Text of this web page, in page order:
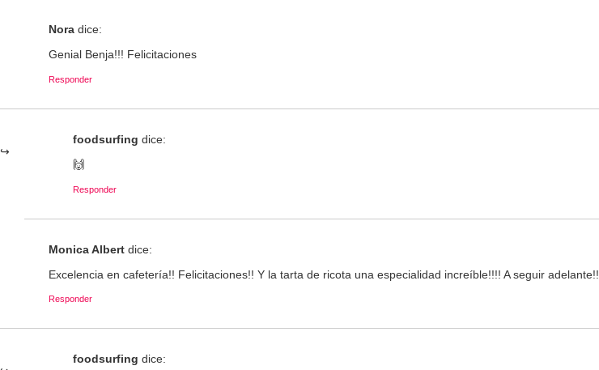
Nora dice:
Genial Benja!!! Felicitaciones
Responder
foodsurfing dice:
🙌
Responder
Monica Albert dice:
Excelencia en cafetería!! Felicitaciones!! Y la tarta de ricota una especialidad increíble!!!! A seguir adelante!!
Responder
foodsurfing dice: